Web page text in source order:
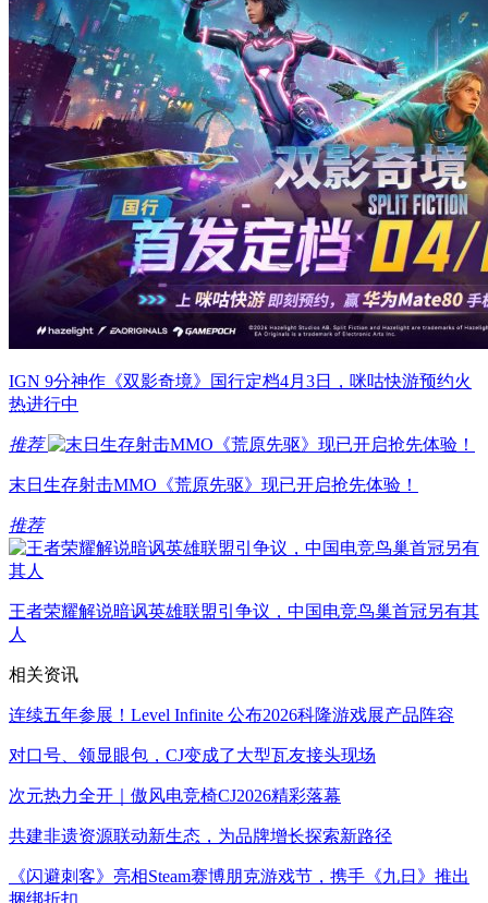
IGN 9分神作《双影奇境》国行定档4月3日，咪咕快游预约火
热进行中
推荐
末日生存射击MMO《荒原先驱》现已开启抢先体验！
推荐
王者荣耀解说暗讽英雄联盟引争议，中国电竞鸟巢首冠另有其
人
相关资讯
连续五年参展！Level Infinite 公布2026科隆游戏展产品阵容
对口号、领显眼包，CJ变成了大型瓦友接头现场
次元热力全开｜傲风电竞椅CJ2026精彩落幕
共建非遗资源联动新生态，为品牌增长探索新路径
《闪避刺客》亮相Steam赛博朋克游戏节，携手《九日》推出
捆绑折扣